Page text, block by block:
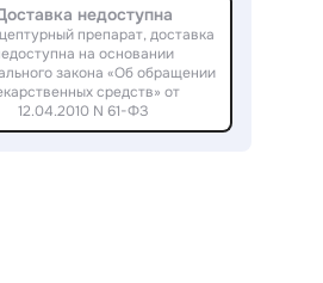
недоступна
препарат, доставка
на основании
закона «Об обращении
средств» от
12.04.2010 N 61-ФЗ